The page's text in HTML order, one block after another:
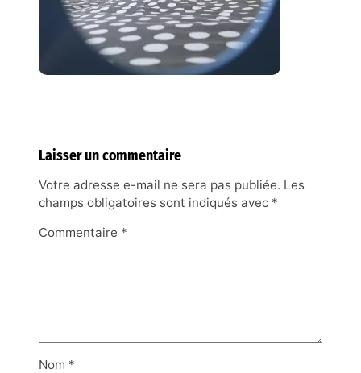
Laisser un commentaire
Votre adresse e-mail ne sera pas publiée. Les
champs obligatoires sont indiqués avec *
Commentaire *
Nom *